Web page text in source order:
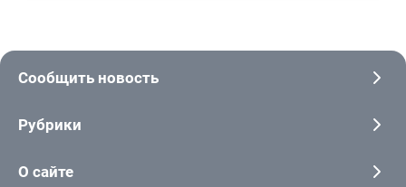
Сообщить новость
Рубрики
О сайте